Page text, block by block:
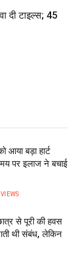
दी टाइल्स; 45
आया बड़ा हार्ट
पर इलाज ने बचाई
VIEWS
से पूरी की हवस
थी संबंध, लेकिन